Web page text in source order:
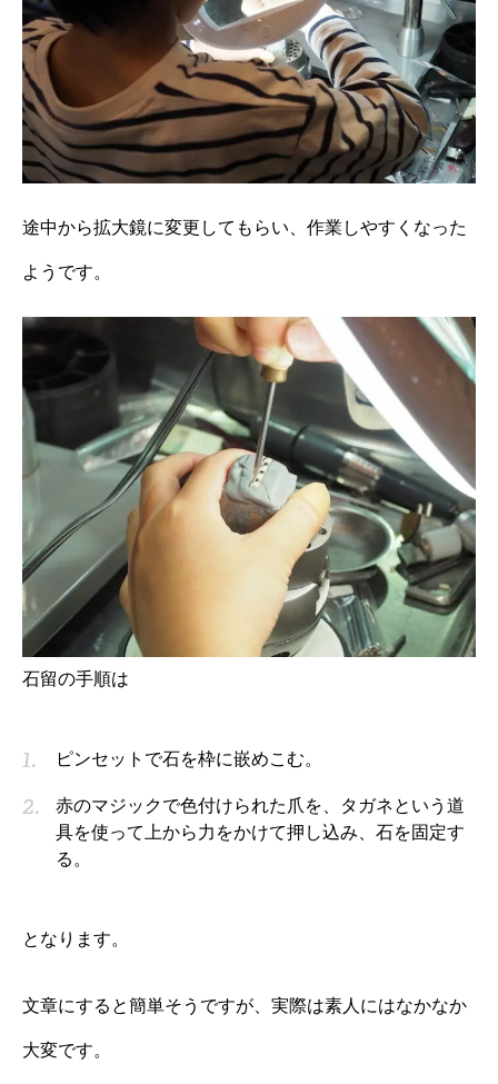
途中から拡大鏡に変更してもらい、作業しやすくなった
ようです。
石留の手順は
ピンセットで石を枠に嵌めこむ。
赤のマジックで色付けられた爪を、タガネという道
具を使って上から力をかけて押し込み、石を固定す
る。
となります。
文章にすると簡単そうですが、実際は素人にはなかなか
大変です。